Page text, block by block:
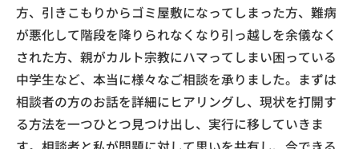
方、引きこもりからゴミ屋敷になってしまった方、難病
が悪化して階段を降りられなくなり引っ越しを余儀なく
された方、親がカルト宗教にハマってしまい困っている
中学生など、本当に様々なご相談を承りました。まずは
相談者の方のお話を詳細にヒアリングし、現状を打開す
る方法を一つひとつ見つけ出し、実行に移していきま